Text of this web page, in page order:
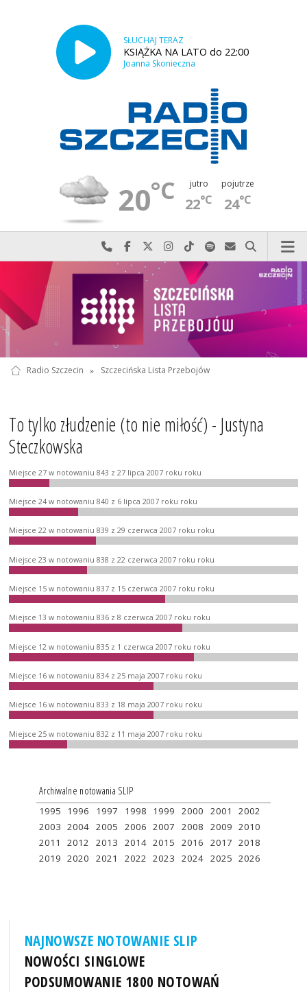
SŁUCHAJ TERAZ
KSIĄŻKA NA LATO do 22:00
Joanna Skonieczna
20°C jutro
22°C
pojutrze
24°C
Najlepiej po prostu do nas zadzwoń
Odwiedź nas na Facebook-u
Odwiedź nas na X
Odwiedź nas na Instagram-ie
Odwiedź nas na TikTok-u
Szukaj nas na Spotify
Wyślij do nas
Szukaj
Radio Szczecin » Szczecińska Lista Przebojów
To tylko złudzenie (to nie miłość) - Justyna
Steczkowska
Miejsce 27 w notowaniu 843 z 27 lipca 2007 roku roku
Miejsce 24 w notowaniu 840 z 6 lipca 2007 roku roku
Miejsce 22 w notowaniu 839 z 29 czerwca 2007 roku roku
Miejsce 23 w notowaniu 838 z 22 czerwca 2007 roku roku
Miejsce 15 w notowaniu 837 z 15 czerwca 2007 roku roku
Miejsce 13 w notowaniu 836 z 8 czerwca 2007 roku roku
Miejsce 12 w notowaniu 835 z 1 czerwca 2007 roku roku
Miejsce 16 w notowaniu 834 z 25 maja 2007 roku roku
Miejsce 16 w notowaniu 833 z 18 maja 2007 roku roku
Miejsce 25 w notowaniu 832 z 11 maja 2007 roku roku
Archiwalne notowania SLIP
1995 1996 1997 1998 1999 2000 2001
2002
2003 2004 2005 2006 2007 2008 2009 2010
2011
2012 2013 2014 2015 2016 2017 2018
2019 2020 2021 2022 2023 2024 2025 2026
NAJNOWSZE NOTOWANIE SLIP
NOWOŚCI SINGLOWE
PODSUMOWANIE 1800 NOTOWAŃ